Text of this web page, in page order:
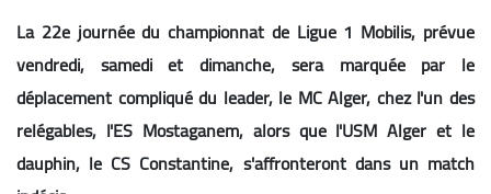
La 22e journée du championnat de Ligue 1 Mobilis, prévue
vendredi, samedi et dimanche, sera marquée par le
déplacement compliqué du leader, le MC Alger, chez l'un des
relégables, l'ES Mostaganem, alors que l'USM Alger et le
dauphin, le CS Constantine, s'affronteront dans un match